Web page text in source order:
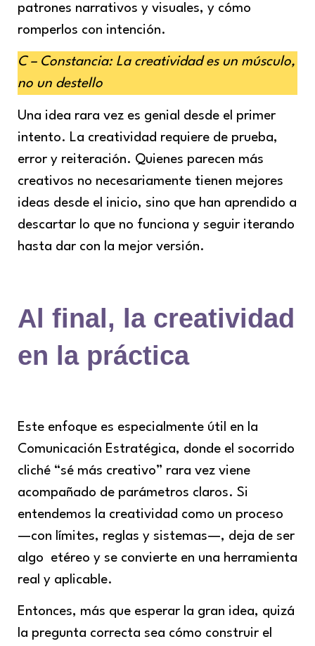
patrones narrativos y visuales, y cómo
romperlos con intención.
C – Constancia: La creatividad es un músculo,
no un destello
Una idea rara vez es genial desde el primer
intento. La creatividad requiere de prueba,
error y reiteración. Quienes parecen más
creativos no necesariamente tienen mejores
ideas desde el inicio, sino que han aprendido a
descartar lo que no funciona y seguir iterando
hasta dar con la mejor versión.
Al final, la creatividad
en la práctica
Este enfoque es especialmente útil en la
Comunicación Estratégica, donde el socorrido
cliché “sé más creativo” rara vez viene
acompañado de parámetros claros. Si
entendemos la creatividad como un proceso
—con límites, reglas y sistemas—, deja de ser
algo etéreo y se convierte en una herramienta
real y aplicable.
Entonces, más que esperar la gran idea, quizá
la pregunta correcta sea cómo construir el